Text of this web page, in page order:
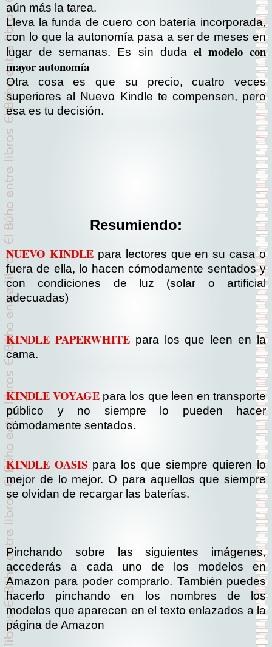
aún más la tarea.
Lleva la funda de cuero con batería incorporada,
con lo que la autonomía pasa a ser de meses en
lugar de semanas. Es sin dudael modelo con
mayor autonomía
Otra cosa es que su precio, cuatro veces
superiores al Nuevo Kindle te compensen, pero
esa es tu decisión.
Resumiendo:
NUEVO KINDLEpara lectores que en su casa o
fuera de ella, lo hacen cómodamente sentados y
con condiciones de luz (solar o artificial
adecuadas)
KINDLE PAPERWHITEpara los que leen en la
cama.
KINDLE VOYAGE para los que leen en transporte
público y no siempre lo pueden hacer
cómodamente sentados.
KINDLE OASIS para los que siempre quieren lo
mejor de lo mejor. O para aquellos que siempre
se olvidan de recargar las baterías.
Pinchando sobre las siguientes imágenes,
accederás a cada uno de los modelos en
Amazon para poder comprarlo. También puedes
hacerlo pinchando en los nombres de los
modelos que aparecen en el texto enlazados a la
página de Amazon